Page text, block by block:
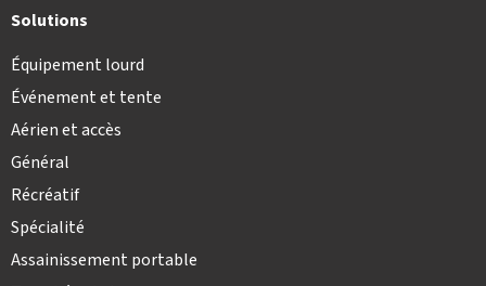
Solutions
Équipement lourd
Événement et tente
Aérien et accès
Général
Récréatif
Spécialité
Assainissement portable